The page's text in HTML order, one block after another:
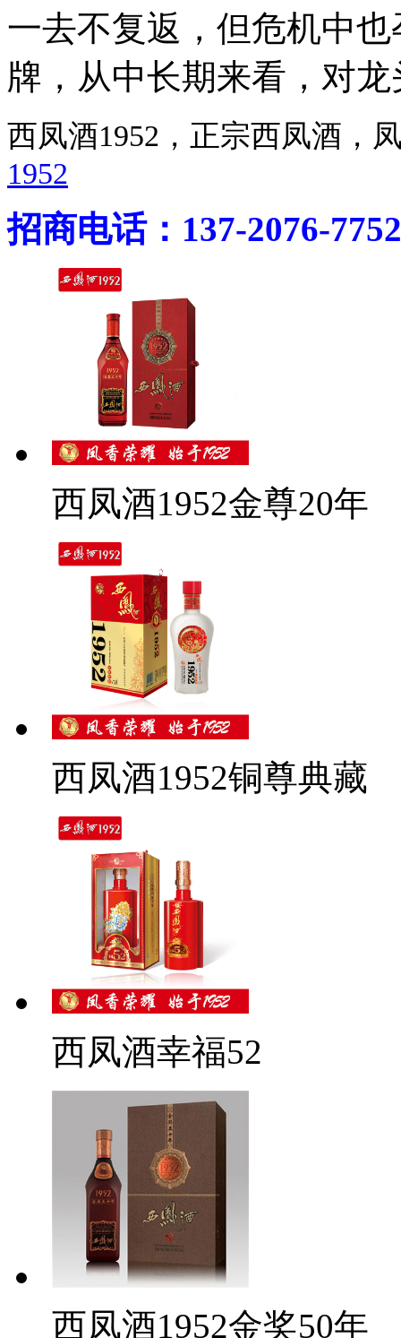
一去不复返，但危机中
牌，从中长期来看，对
西凤酒1952，正宗西凤酒
1952
招商电话：137-2076-7752
西凤酒1952金尊20年
西凤酒1952铜尊典藏
西凤酒幸福52
西凤酒1952金奖50年